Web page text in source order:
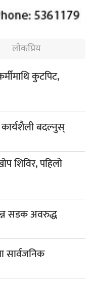
लोकप्रिय
कुटपिट,
बदल्नुस्
शिविर, पहिलो
सडक अवरुद्ध
सार्वजनिक